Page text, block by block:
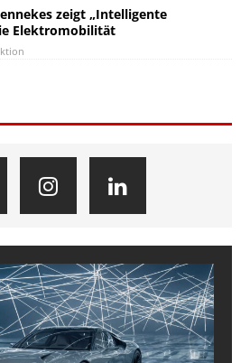
zeigt „Intelligente
Elektromobilität